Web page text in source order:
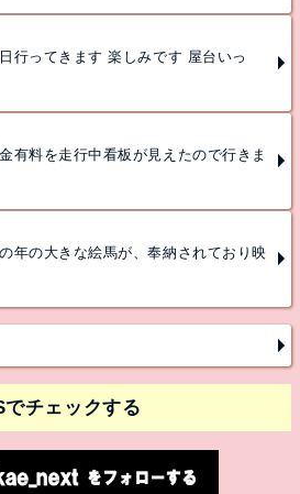
行ってきます 楽しみです 屋台いっ
を走行中看板が見えたので行きま
年の大きな絵馬が、奉納されており映
でチェックする